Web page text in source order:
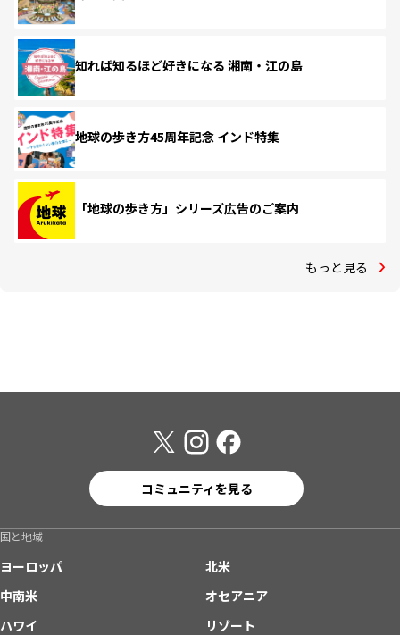
知れば知るほど好きになる 湘南・江の島
地球の歩き方45周年記念 インド特集
「地球の歩き方」シリーズ広告のご案内
もっと見る
コミュニティを見る
国と地域
ヨーロッパ
北米
中南米
オセアニア
ハワイ
リゾート